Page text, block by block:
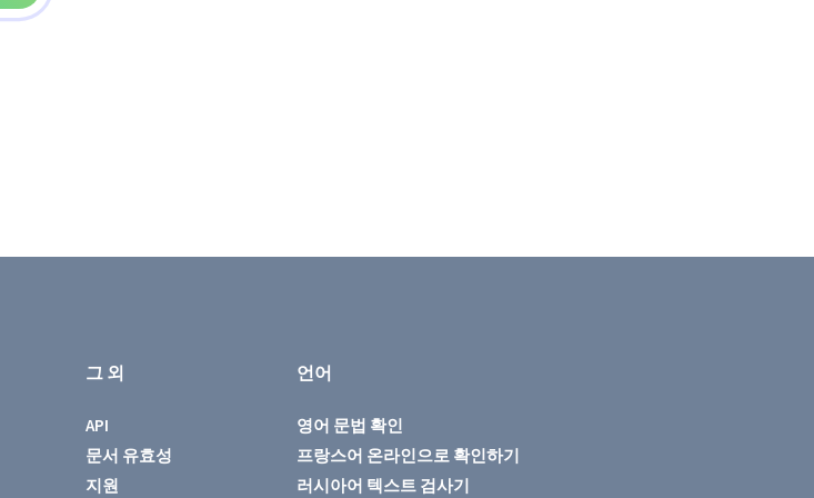
그 외
API
문서 유효성
지원
언어
영어 문법 확인
프랑스어 온라인으로 확인하기
러시아어 텍스트 검사기